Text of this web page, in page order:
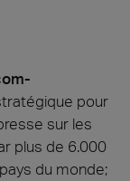
pour
sur les
plus de 6.000
du monde;